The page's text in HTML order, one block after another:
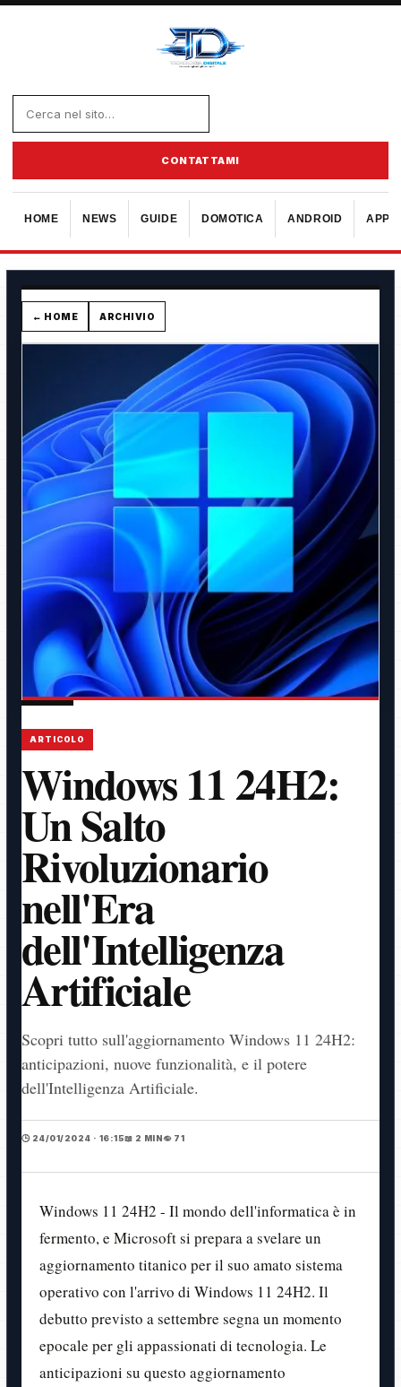
CONTATTAMI
HOME NEWS GUIDE DOMOTICA ANDROID
← HOME ARCHIVIO
ARTICOLO
Windows 11 24H2:
Un Salto
Rivoluzionario
nell'Era
dell'Intelligenza
Artificiale
Scopri tutto sull'aggiornamento Windows 11 24H2:
anticipazioni, nuove funzionalità, e il potere
dell'Intelligenza Artificiale.
🕒 24/01/2024 · 16:15📖 2 MIN👁️ 71
Windows 11 24H2 - Il mondo dell'informatica è in
fermento, e Microsoft si prepara a svelare un
aggiornamento titanico per il suo amato sistema
operativo con l'arrivo di Windows 11 24H2. Il
debutto previsto a settembre segna un momento
epocale per gli appassionati di tecnologia. Le
anticipazioni su questo aggiornamento